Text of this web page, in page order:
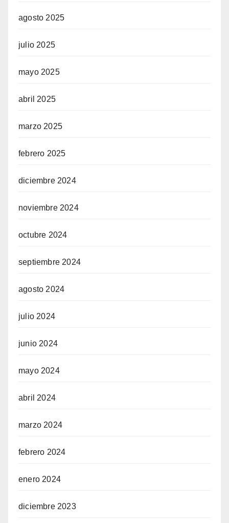
agosto 2025
julio 2025
mayo 2025
abril 2025
marzo 2025
febrero 2025
diciembre 2024
noviembre 2024
octubre 2024
septiembre 2024
agosto 2024
julio 2024
junio 2024
mayo 2024
abril 2024
marzo 2024
febrero 2024
enero 2024
diciembre 2023